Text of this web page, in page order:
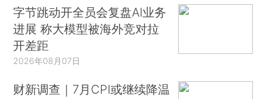
字节跳动开全员会复盘AI业务
进展 称大模型被海外竞对拉
开差距
2026年08月07日
财新调查｜7月CPI或继续降温